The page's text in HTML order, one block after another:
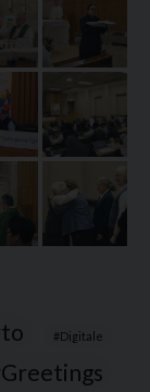
Digitale
Greetings